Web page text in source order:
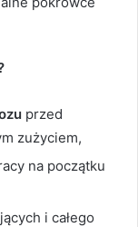
przed
zużyciem,
na początku
i całego